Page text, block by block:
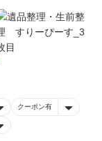
クーポン有